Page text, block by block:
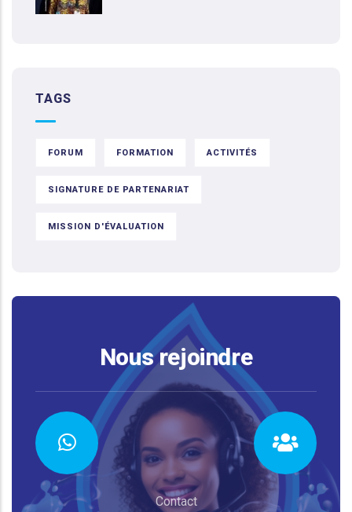
TAGS
FORUM FORMATION ACTIVITÉS
SIGNATURE DE PARTENARIAT
MISSION D'ÉVALUATION
Nous rejoindre
Contact